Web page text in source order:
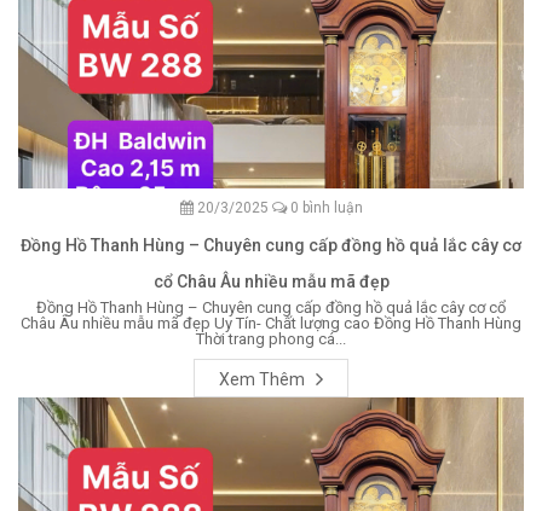
20/3/2025 0 bình luận
Đồng Hồ Thanh Hùng – Chuyên cung cấp đồng hồ quả lắc cây cơ
cổ Châu Âu nhiều mẫu mã đẹp
Đồng Hồ Thanh Hùng – Chuyên cung cấp đồng hồ quả lắc cây cơ cổ
Châu Âu nhiều mẫu mã đẹp Uy Tín- Chất lượng cao Đồng Hồ Thanh Hùng
Thời trang phong cá...
Xem Thêm